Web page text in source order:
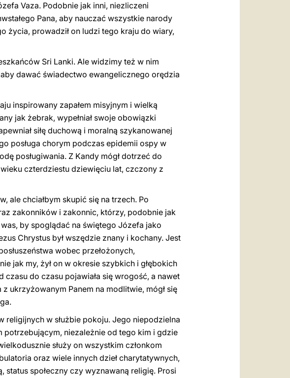
Vaza. Podobnie jak inni, niezliczeni
Pana, aby nauczać wszystkie narody
życia, prowadził on ludzi tego kraju do wiary,
Sri Lanki. Ale widzimy też w nim
dawać świadectwo ewangelicznego orędzia
inspirowany zapałem misyjnym i wielką
jak żebrak, wypełniał swoje obowiązki
siłę duchową i moralną szykanowanej
posługa chorym podczas epidemii ospy w
posługiwania. Z Kandy mógł dotrzeć do
czterdziestu dziewięciu lat, czczony z
ale chciałbym skupić się na trzech. Po
zakonników i zakonnic, którzy, podobnie jak
by spoglądać na świętego Józefa jako
Chrystus był wszędzie znany i kochany. Jest
wobec przełożonych,
jak my, żył on w okresie szybkich i głębokich
do czasu pojawiała się wrogość, a nawet
ukrzyżowanym Panem na modlitwie, mógł się
religijnych w służbie pokoju. Jego niepodzielna
potrzebującym, niezależnie od tego kim i gdzie
służy on wszystkim członkom
oraz wiele innych dzieł charytatywnych,
społeczny czy wyznawaną religię. Prosi